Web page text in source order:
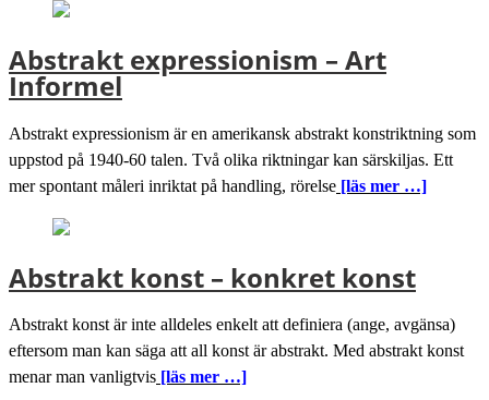
Abstrakt expressionism – Art
Informel
Abstrakt expressionism är en amerikansk abstrakt konstriktning som
uppstod på 1940-60 talen. Två olika riktningar kan särskiljas. Ett
mer spontant måleri inriktat på handling, rörelse [läs mer …]
Abstrakt konst – konkret konst
Abstrakt konst är inte alldeles enkelt att definiera (ange, avgänsa)
eftersom man kan säga att all konst är abstrakt. Med abstrakt konst
menar man vanligtvis [läs mer …]